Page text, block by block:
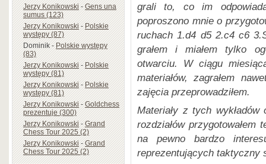
Jerzy Konikowski-Gens una
sumus (123)
Jerzy Konikowski-Polskie
występy (87)
Dominik-Polskie występy
(83)
Jerzy Konikowski-Polskie
występy (81)
Jerzy Konikowski-Polskie
występy (81)
Jerzy Konikowski-Goldchess
prezentuje (300)
Jerzy Konikowski-Grand
Chess Tour 2025 (2)
Jerzy Konikowski-Grand
Chess Tour 2025 (2)
grali to, co im
poproszono mnie o
ruchach 1.d4 d5 2.c4 c6
grałem i miałem tylko
otwarciu. W ciągu
materiałów, zagrałem
zajęcia przeprowadziłem.
Materiały z tych
rozdziałów
na pewno bardzo
reprezentujących taktyczny